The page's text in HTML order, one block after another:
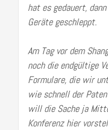
hat es gedauert,
Geräte geschleppt.
Am Tag vor dem
noch die endgültige
Formulare, die wir
wie schnell der
will die Sache ja
Konferenz hier